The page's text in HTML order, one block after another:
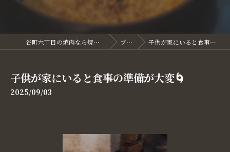
谷町六丁目の焼肉なら焼肉GUTS～離れ～ ブログ 子供が家にいると食事の準備が大変🌀
子供が家にいると食事の準備が大変🌀
2025/09/03